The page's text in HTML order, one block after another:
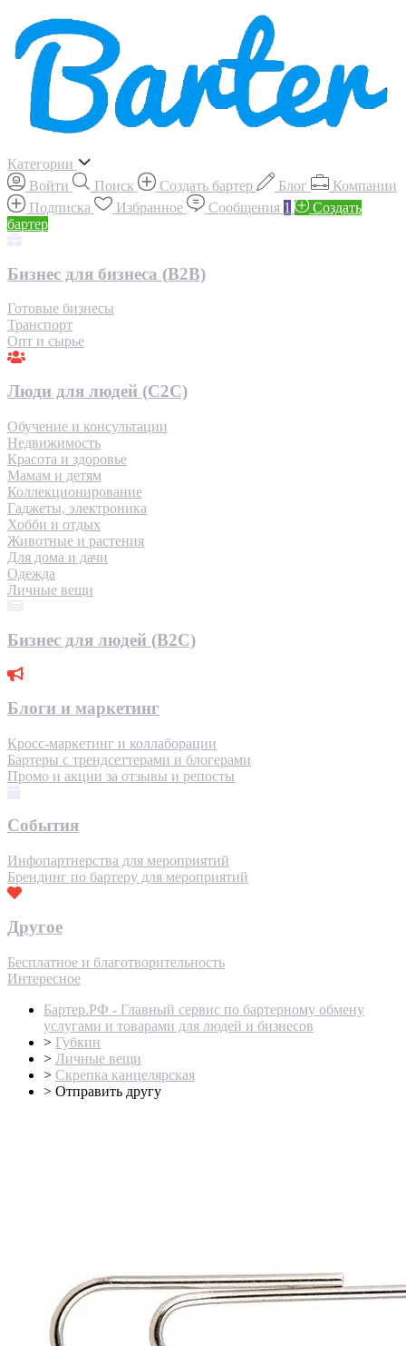
Категории
Войти
Поиск Создать бартер Блог
Компании
Подписка
Избранное Сообщения 1
Создать
бартер
Бизнес для бизнеса (B2B)
Готовые бизнесы
Транспорт
Опт и сырье
Люди для людей (С2С)
Обучение и консультации
Недвижимость
Красота и здоровье
Мамам и детям
Коллекционирование
Гаджеты, электроника
Хобби и отдых
Животные и растения
Для дома и дачи
Одежда
Личные вещи
Бизнес для людей (B2C)
Блоги и маркетинг
Кросс-маркетинг и коллаборации
Бартеры с трендсеттерами и блогерами
Промо и акции за отзывы и репосты
События
Инфопартнерства для мероприятий
Брендинг по бартеру для мероприятий
Другое
Бесплатное и благотворительность
Интересное
Бартер.РФ - Главный сервис по бартерному обмену
услугами и товарами для людей и бизнесов
> Губкин
> Личные вещи
> Скрепка канцелярская
> Отправить другу